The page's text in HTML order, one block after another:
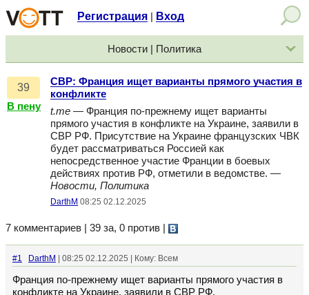
Регистрация Вход
Новости | Политика
39
В пену
СВР: Франция ищет варианты прямого участия в
конфликте
t.me — Франция по-прежнему ищет варианты
прямого участия в конфликте на Украине, заявили в
СВР РФ. Присутствие на Украине французских ЧВК
будет рассматриваться Россией как
непосредственное участие Франции в боевых
действиях против РФ, отметили в ведомстве. —
Новости, Политика
DarthM 08:25 02.12.2025
7 комментариев | 39 за, 0 против
#1 DarthM | 08:25 02.12.2025 | Кому: Всем
Франция по-прежнему ищет варианты прямого участия в
конфликте на Украине, заявили в СВР РФ.